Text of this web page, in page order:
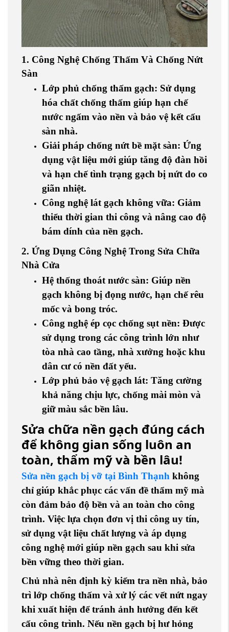
1. Công Nghệ Chống Thấm Và Chống Nứt
Sàn
Lớp phủ chống thấm gạch: Sử dụng
hóa chất chống thấm giúp hạn chế
nước ngấm vào nền và bảo vệ kết cấu
sàn nhà.
Giải pháp chống nứt bề mặt sàn: Ứng
dụng vật liệu mới giúp tăng độ đàn hồi
và hạn chế tình trạng gạch bị nứt do co
giãn nhiệt.
Công nghệ lát gạch không vữa: Giảm
thiểu thời gian thi công và nâng cao độ
bám dính của nền gạch.
2. Ứng Dụng Công Nghệ Trong Sửa Chữa
Nhà Cửa
Hệ thống thoát nước sàn: Giúp nền
gạch không bị đọng nước, hạn chế rêu
mốc và bong tróc.
Công nghệ ép cọc chống sụt nền: Được
sử dụng trong các công trình lớn như
tòa nhà cao tầng, nhà xưởng hoặc khu
dân cư có nền đất yếu.
Lớp phủ bảo vệ gạch lát: Tăng cường
khả năng chịu lực, chống mài mòn và
giữ màu sắc bền lâu.
Sửa chữa nền gạch đúng cách
để không gian sống luôn an
toàn, thẩm mỹ và bền lâu!
Sửa nền gạch bị vỡ tại Bình Thạnh không
chỉ giúp khắc phục các vấn đề thẩm mỹ mà
còn đảm bảo độ bền và an toàn cho công
trình. Việc lựa chọn đơn vị thi công uy tín,
sử dụng vật liệu chất lượng và áp dụng
công nghệ mới giúp nền gạch sau khi sửa
bền vững theo thời gian.
Chủ nhà nên định kỳ kiểm tra nền nhà, bảo
trì lớp chống thấm và xử lý các vết nứt ngay
khi xuất hiện để tránh ảnh hưởng đến kết
cấu công trình. Nếu nền gạch bị hư hỏng